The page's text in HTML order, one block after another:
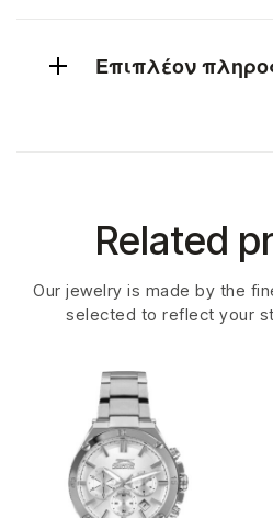
Επιπλέον
Related
Our jewelry is made by the
selected to reflect your